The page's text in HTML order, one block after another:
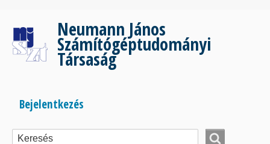
tartalomra
Neumann János
Számítógéptudományi
Társaság
Bejelentkezés
menüje
Bejelentkezés